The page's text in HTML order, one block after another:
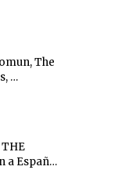
The
…
THE
a Españ…